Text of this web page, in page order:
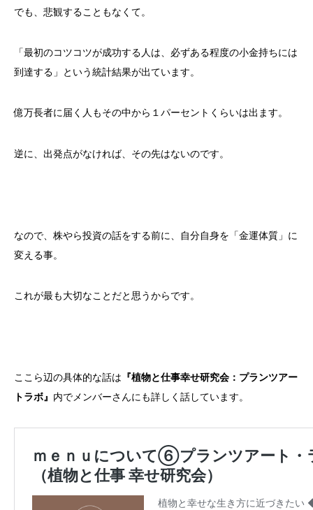
でも、悲観することもなくて。
「最初のコツコツが成功する人は、必ずある程度の小金持ちには
到達する」という統計結果が出ています。
億万長者に届く人もその中から１パーセントくらいは出ます。
逆に、出発点がなければ、その先はないのです。
なので、株やら投資の話をする前に、自分自身を「金運体質」に
変える事。
これが最も大切なことだと思うからです。
ここら辺の具体的な話は 『植物と仕事幸せ研究会：プランツアー
トラボ』 内でメンバーさんにも詳しく話しています。